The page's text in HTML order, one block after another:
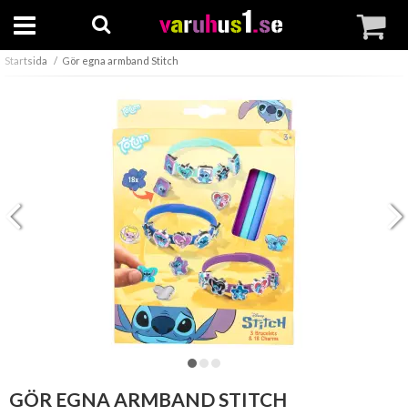
Startsida Gör egna armband Stitch
GÖR EGNA ARMBAND STITCH